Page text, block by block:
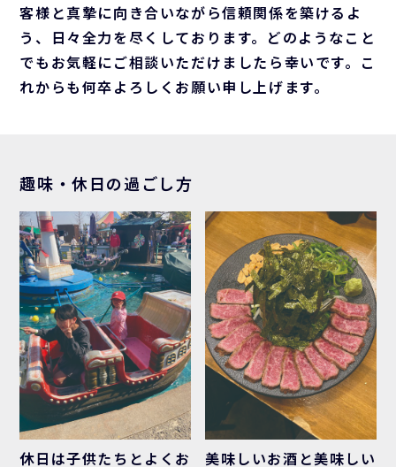
客様と真摯に向き合いながら信頼関係を築けるよ
う、日々全力を尽くしております。どのようなこと
でもお気軽にご相談いただけましたら幸いです。こ
れからも何卒よろしくお願い申し上げます。
趣味・休日の過ごし方
休日は子供たちとよくお
美味しいお酒と美味しい